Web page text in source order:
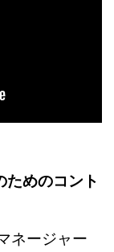
めのコント
ネージャー